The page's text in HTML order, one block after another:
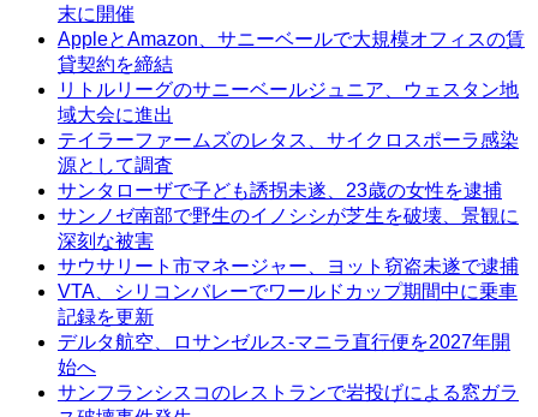
末に開催
AppleとAmazon、サニーベールで大規模オフィスの賃
貸契約を締結
リトルリーグのサニーベールジュニア、ウェスタン地
域大会に進出
テイラーファームズのレタス、サイクロスポーラ感染
源として調査
サンタローザで子ども誘拐未遂、23歳の女性を逮捕
サンノゼ南部で野生のイノシシが芝生を破壊、景観に
深刻な被害
サウサリート市マネージャー、ヨット窃盗未遂で逮捕
VTA、シリコンバレーでワールドカップ期間中に乗車
記録を更新
デルタ航空、ロサンゼルス-マニラ直行便を2027年開
始へ
サンフランシスコのレストランで岩投げによる窓ガラ